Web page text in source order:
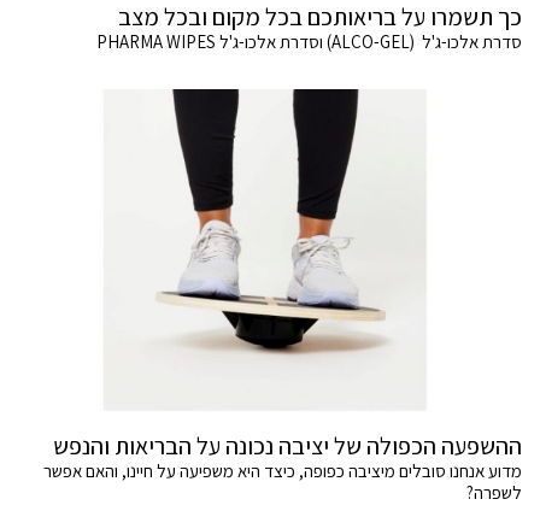
כך תשמרו על בריאותכם בכל מקום ובכל מצב
סדרת אלכו-ג'ל (ALCO-GEL) וסדרת אלכו-ג'ל PHARMA WIPES
ההשפעה הכפולה של יציבה נכונה על הבריאות והנפש
מדוע אנחנו סובלים מיציבה כפופה, כיצד היא משפיעה על חיינו, והאם אפשר
לשפרה?